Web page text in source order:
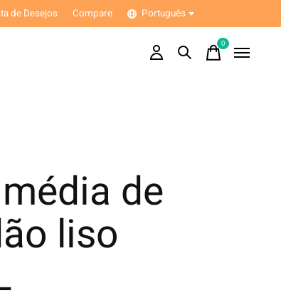
de Desejos Compare Português
0items
de
liso